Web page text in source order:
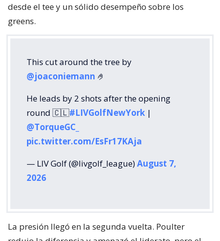
desde el tee y un sólido desempeño sobre los
greens.
This cut around the tree by
@joaconiemann 🤌
He leads by 2 shots after the opening
round 🇨🇱#LIVGolfNewYork |
@TorqueGC_
pic.twitter.com/EsFr17KAja
— LIV Golf (@livgolf_league)August 7,
2026
La presión llegó en la segunda vuelta. Poulter